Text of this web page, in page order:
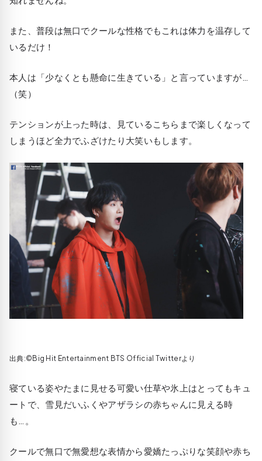
また、普段は無口でクールな性格でもこれは体力を温存して
いるだけ！
本人は「少なくとも懸命に生きている」と言っていますが…
（笑）
テンションが上った時は、見ているこちらまで楽しくなって
しまうほど全力でふざけたり大笑いもします。
出典:©Big Hit Entertainment BTS Official Twitterより
寝ている姿やたまに見せる可愛い仕草や氷上はとってもキュ
ートで、雪見だいふくやアザラシの赤ちゃんに見える時
も…。
クールで無口で無愛想な表情から愛嬌たっぷりな笑顔や赤ち